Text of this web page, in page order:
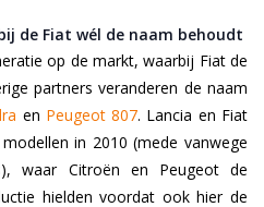
de Fiat wél de naam behoudt
op de markt, waarbij Fiat de
partners veranderen de naam
en Peugeot 807. Lancia en Fiat
in 2010 (mede vanwege
waar Citroën en Peugeot de
hielden voordat ook hier de